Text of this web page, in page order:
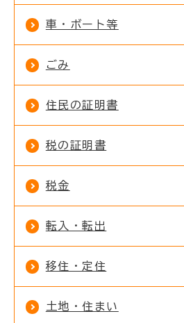
車・ボート等
ごみ
住民の証明書
税の証明書
税金
転入・転出
移住・定住
土地・住まい